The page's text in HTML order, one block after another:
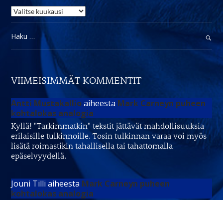
Blogiarkisto
Haku:
VIIMEISIMMÄT KOMMENTIT
Antti Mustakallioaiheesta Mark Carneyn puheen
kohtalokas analogia
Kyllä! "Tarkimmatkin" tekstit jättävät mahdollisuuksia
erilaisille tulkinnoille. Tosin tulkinnan varaa voi myös
lisätä roimastikin tahallisella tai tahattomalla
epäselvyydellä.
Jouni Tilli aiheesta Mark Carneyn puheen
kohtalokas analogia